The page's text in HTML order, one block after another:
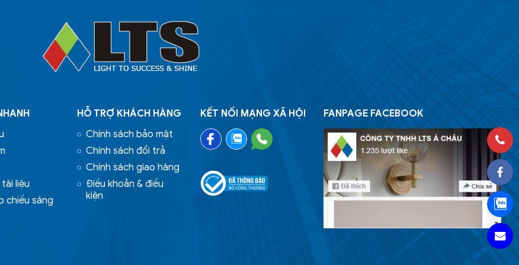
liệu
chiếu sáng
HỖ TRỢ KHÁCH HÀNG
Chính sách bảo mật
Chính sách đổi trả
Chính sách giao hàng
Điều khoản & điều
kiện
KẾT NỐI MẠNG XÃ HỘI FANPAGE FACEBOOK